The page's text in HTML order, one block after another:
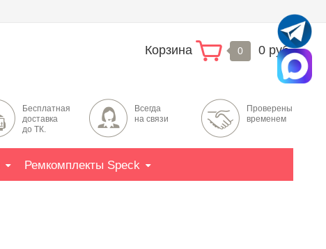
Корзина 0 0 руб.
Бесплатная
доставка
до ТК.
Всегда
на связи
Проверены
временем
Ремкомплекты Speck